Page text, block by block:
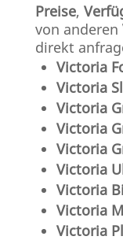
Preise,
von anderen
direkt
Victoria
Victoria
Victoria
Victoria
Victoria
Victoria
Victoria
Victoria
Victoria